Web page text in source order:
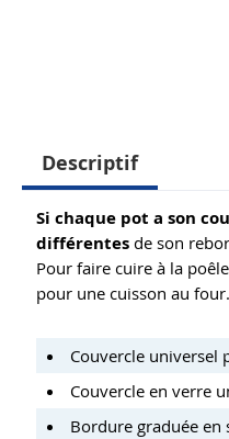
Descriptif
Si chaque pot a son
différentes de son
Pour faire cuire à la
pour une cuisson au four.
Couvercle universel
Couvercle en verre
Bordure graduée en